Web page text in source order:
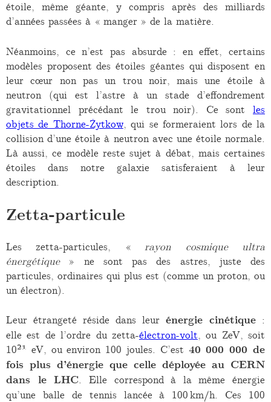
étoile, même géante, y compris après des milliards
d’années passées à « manger » de la matière.
Néanmoins, ce n’est pas absurde : en effet, certains
modèles proposent des étoiles géantes qui disposent en
leur cœur non pas un trou noir, mais une étoile à
neutron (qui est l’astre à un stade d’effondrement
gravitationnel précédant le trou noir). Ce sont les
objets de Thorne-Żytkow, qui se formeraient lors de la
collision d’une étoile à neutron avec une étoile normale.
Là aussi, ce modèle reste sujet à débat, mais certaines
étoiles dans notre galaxie satisferaient à leur
description.
Zetta-particule
Les zetta-particules, « rayon cosmique ultra
énergétique» ne sont pas des astres, juste des
particules, ordinaires qui plus est (comme un proton, ou
un électron).
Leur étrangeté réside dans leur énergie cinétique :
elle est de l’ordre du zetta-électron-volt, ou ZeV, soit
10²¹ eV, ou environ 100 joules. C’est 40 000 000 de
fois plus d’énergie que celle déployée au CERN
dans le LHC. Elle correspond à la même énergie
qu’une balle de tennis lancée à 100 km/h. Ces 100